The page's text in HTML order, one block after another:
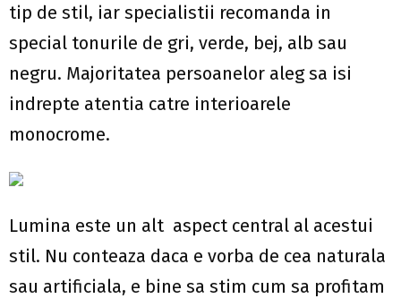
tip de stil, iar specialistii recomanda in
special tonurile de gri, verde, bej, alb sau
negru. Majoritatea persoanelor aleg sa isi
indrepte atentia catre interioarele
monocrome.
Lumina este un alt aspect central al acestui
stil. Nu conteaza daca e vorba de cea naturala
sau artificiala, e bine sa stim cum sa profitam